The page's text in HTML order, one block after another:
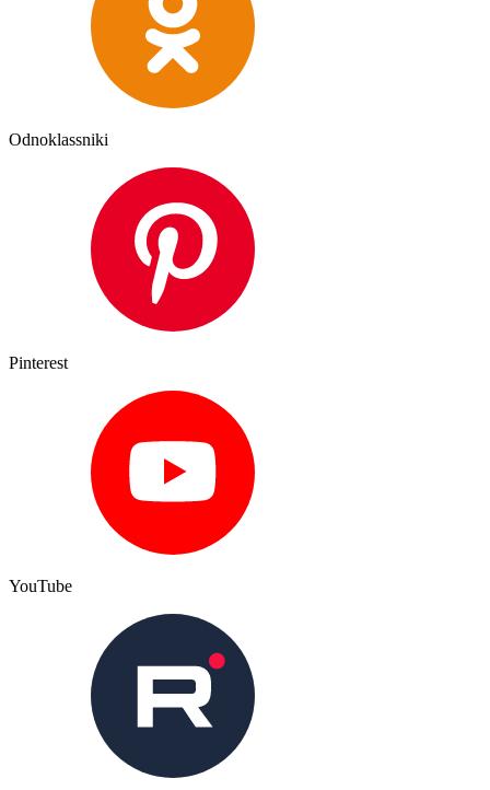
Odnoklassniki
Pinterest
YouTube